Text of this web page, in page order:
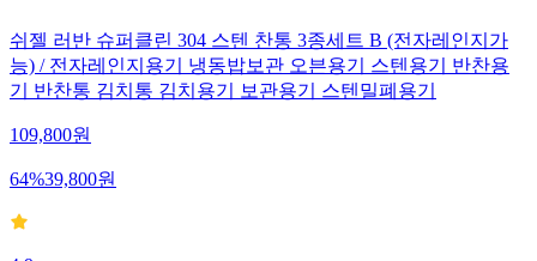
쉬젤 러반 슈퍼클린 304 스텐 찬통 3종세트 B (전자레인지가
능) / 전자레인지용기 냉동밥보관 오븐용기 스텐용기 반찬용
기 반찬통 김치통 김치용기 보관용기 스텐밀폐용기
109,800원
64%39,800원